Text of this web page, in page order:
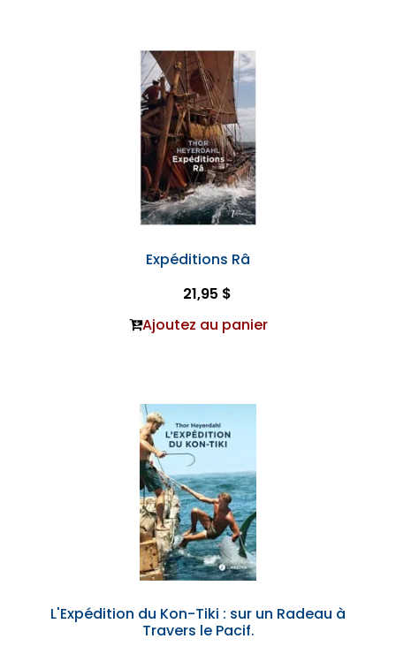
Expéditions Râ
21,95 $
Ajoutez au panier
L'Expédition du Kon-Tiki : sur un Radeau à
Travers le Pacif.